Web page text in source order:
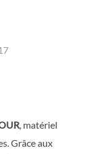
, matériel
Grâce aux